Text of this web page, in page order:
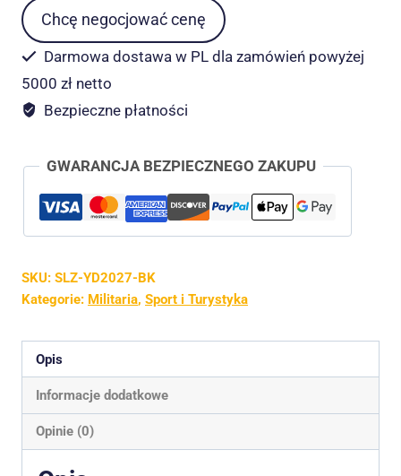
MOLLE
bojowy
7-
in-
z
kieszeniami
–
Chcę negocjować cenę
Darmowa dostawa w PL dla zamówień powyżej
5000 zł netto
Bezpieczne płatności
GWARANCJA BEZPIECZNEGO ZAKUPU
SKU: SLZ-YD2027-BK
Kategorie: Militaria, Sport i Turystyka
Opis
Informacje dodatkowe
Opinie (0)